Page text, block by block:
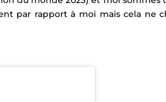
par rapport à moi mais cela ne